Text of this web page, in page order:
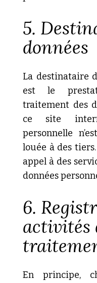
5.
données
La destinataire
est le
traitement des
ce site
personnelle
louée à des
appel à des
données
6.
activités
En principe,